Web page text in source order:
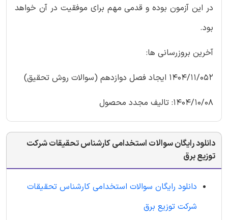
در این آزمون بوده و قدمی مهم برای موفقیت در آن خواهد
بود.
آخرین بروزرسانی ها:
1404/11/052 ایجاد فصل دوازدهم (سوالات روش تحقیق)
1404/10/08: تالیف مجدد محصول
دانلود رایگان سوالات استخدامی کارشناس تحقیقات شرکت
توزیع برق
دانلود رایگان سوالات استخدامی کارشناس تحقیقات
شرکت توزیع برق